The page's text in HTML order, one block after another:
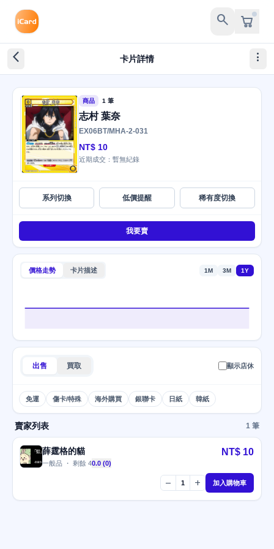
search
arrow_back_ios_new 卡片詳情 more_vert
商品 1 筆
志村 葉奈
EX06BT/MHA-2-031
NT$ 10
近期成交：暫無紀錄
系列切換 低價提醒 稀有度切換
我要賣
價格走勢 卡片描述 1M 3M 1Y
出售 買取 顯示店休
免運 傷卡/特殊 海外購買 銀聯卡 日紙 韓紙
賣家列表 1 筆
薛霆格的貓
一般品 ・ 剩餘 40.0 (0)
NT$ 10
remove 1 add 加入購物車